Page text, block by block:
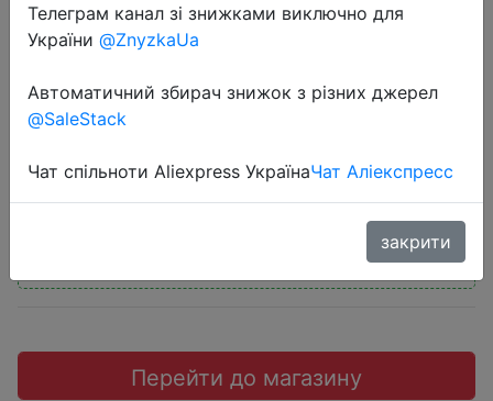
2019-01-02
Clip Fixer Organizer
$1.12
"LZHJRG35"
Перейти до магазину
Телеграм канал зі знижками виключно для
України @ZnyzkaUa
Автоматичний збирач знижок з різних джерел
@SaleStack
Чат спільноти Aliexpress УкраїнаЧат Аліекспресс
закрити